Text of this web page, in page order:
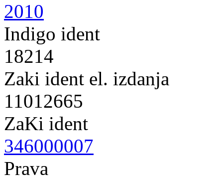
2010
Indigo ident
18214
Zaki ident el. izdanja
11012665
ZaKi ident
346000007
Prava